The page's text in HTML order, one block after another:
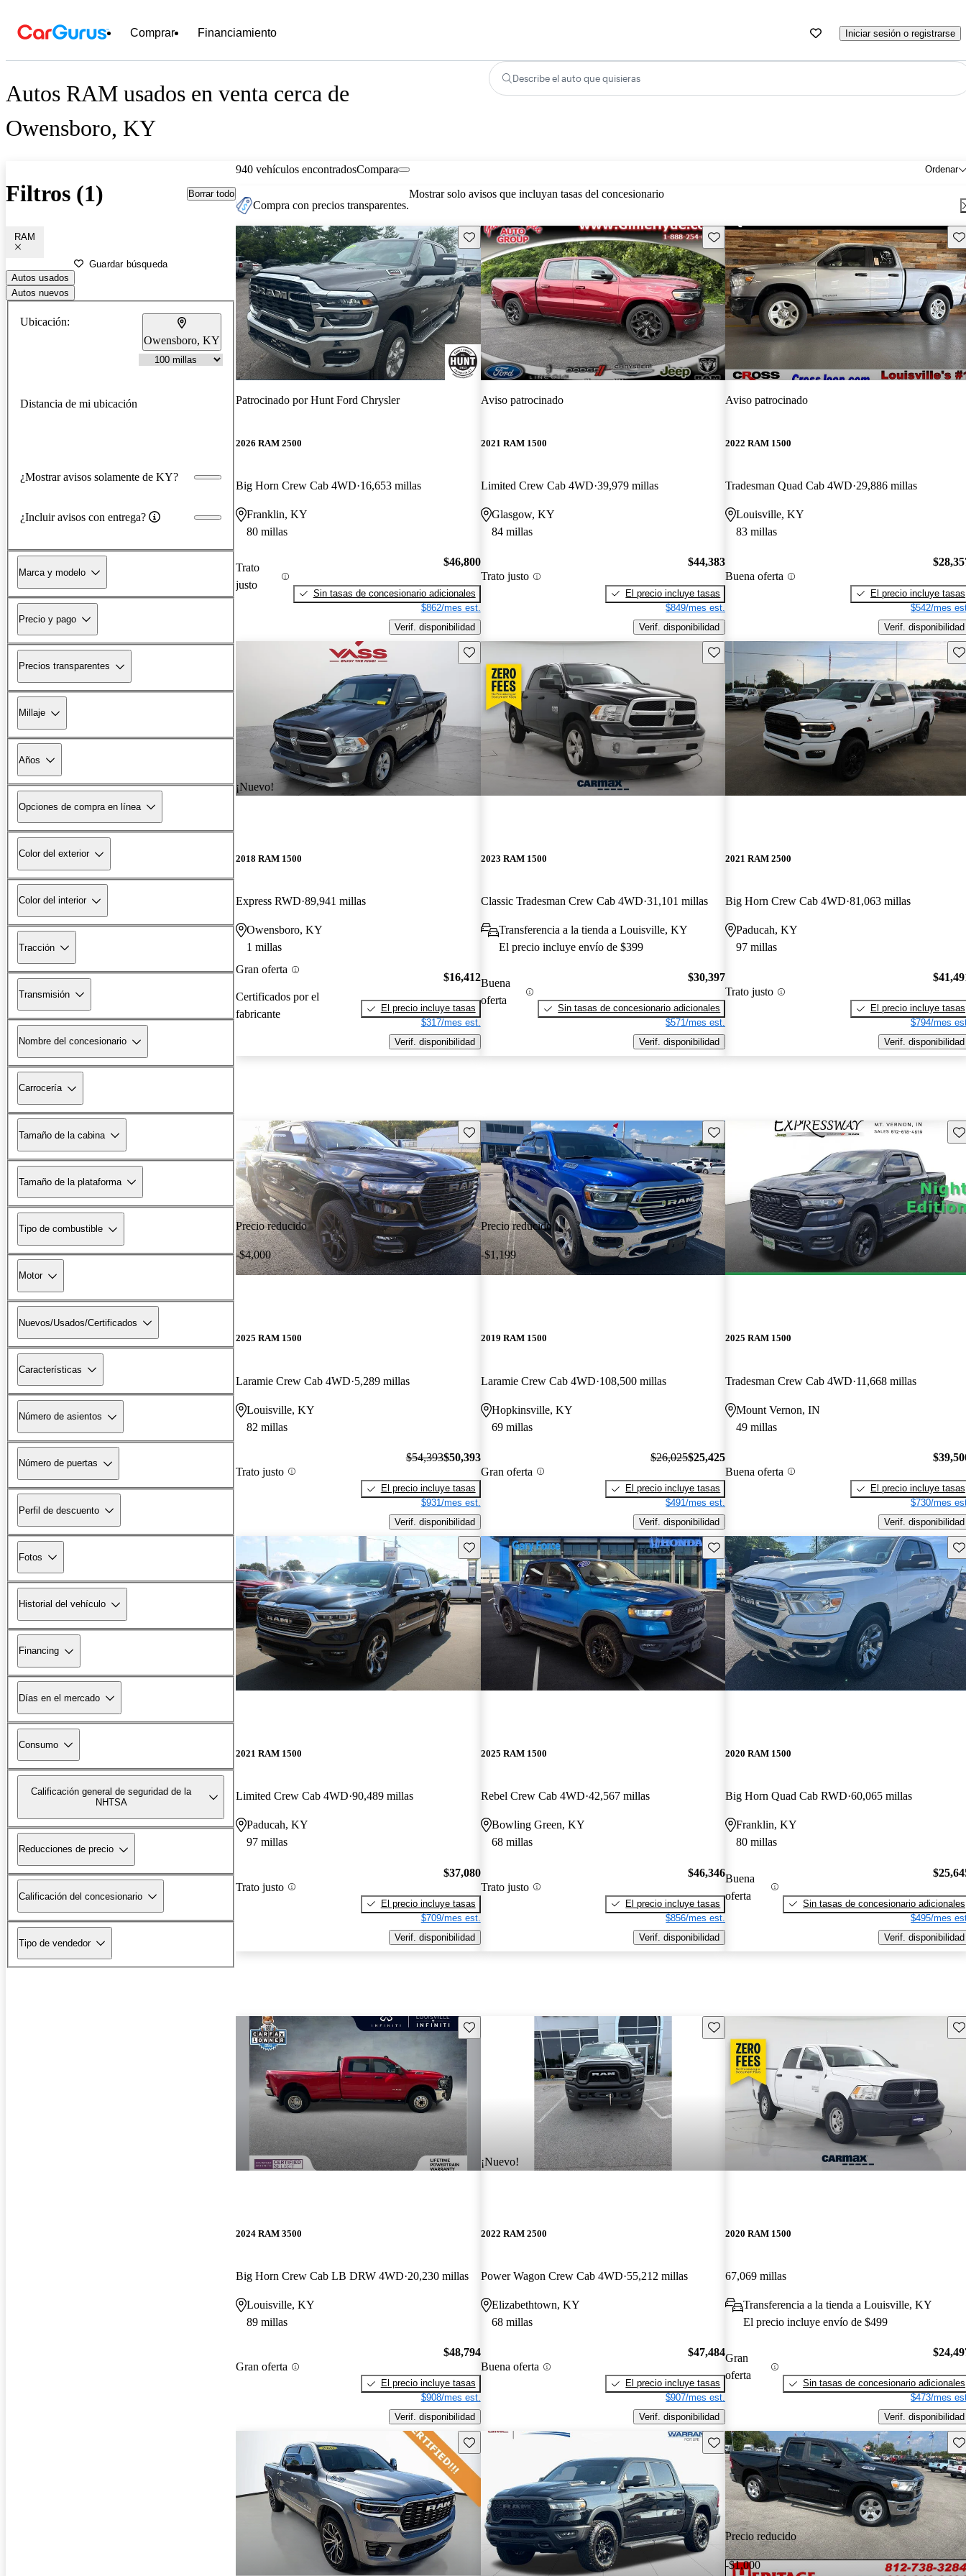
Comprar Financiamiento Iniciar sesión o registrarse
Autos RAM usados en venta cerca de
Owensboro, KY
Describe el auto que quisieras
Filtros (1) Borrar todo
RAM
Guardar búsqueda
Autos usados
Autos nuevos
Ubicación:
Owensboro, KY
Distancia de mi ubicación
¿Mostrar avisos solamente de KY?
¿Incluir avisos con entrega?
Marca y modelo
Precio y pago
Precios transparentes
Millaje
Años
Opciones de compra en línea
Color del exterior
Color del interior
Tracción
Transmisión
Nombre del concesionario
Carrocería
Tamaño de la cabina
Tamaño de la plataforma
Tipo de combustible
Motor
Nuevos/Usados/Certificados
Características
Número de asientos
Número de puertas
Perfil de descuento
Fotos
Historial del vehículo
Financing
Días en el mercado
Consumo
Calificación general de seguridad de la
NHTSA
Reducciones de precio
Calificación del concesionario
Tipo de vendedor
940 vehículos encontrados Ordenar
Compara
Compra con precios transparentes.
Mostrar solo avisos que incluyan tasas del concesionario
Guarda este Aviso
Patrocinado porHunt Ford Chrysler
2026 RAM 2500
Big Horn Crew Cab 4WD 16,653 millas
Franklin, KY
80 millas
Trato
justo
$46,800
Sin tasas de concesionario adicionales
$862/mes est.
Verif. disponibilidad
Guarda este Aviso
Aviso patrocinado
2021 RAM 1500
Limited Crew Cab 4WD 39,979 millas
Glasgow, KY
84 millas
Trato justo
$44,383
El precio incluye tasas
$849/mes est.
Verif. disponibilidad
Aviso patrocinado
2022 RAM 1500
Tradesman Quad Cab 4WD 29,886 millas
Louisville, KY
83 millas
Buena oferta
El precio incluye tasas
$542/mes
Verif. disponibilidad
¡Nuevo!
Guarda este Aviso
2018 RAM 1500
Express RWD 89,941 millas
Owensboro, KY
1 millas
Gran oferta
Certificados por el
fabricante
$16,412
El precio incluye tasas
$317/mes est.
Verif. disponibilidad
Guarda este Aviso
2023 RAM 1500
Classic Tradesman Crew Cab 4WD 31,101 millas
Transferencia a la tienda a Louisville, KY
El precio incluye envío de $399
Buena
oferta
$30,397
Sin tasas de concesionario adicionales
$571/mes est.
Verif. disponibilidad
2021 RAM 2500
Big Horn Crew Cab 4WD 81,063 millas
Paducah, KY
97 millas
Trato justo
El precio incluye tasas
$794/mes
Verif. disponibilidad
Precio reducido
-$4,000
Guarda este Aviso
2025 RAM 1500
Laramie Crew Cab 4WD 5,289 millas
Louisville, KY
82 millas
Trato justo
$54,393$50,393
El precio incluye tasas
$931/mes est.
Verif. disponibilidad
Precio reducido
-$1,199
Guarda este Aviso
2019 RAM 1500
Laramie Crew Cab 4WD 108,500 millas
Hopkinsville, KY
69 millas
Gran oferta
$26,025$25,425
El precio incluye tasas
$491/mes est.
Verif. disponibilidad
2025 RAM 1500
Tradesman Crew Cab 4WD 11,668 millas
Mount Vernon, IN
49 millas
Buena oferta
El precio incluye tasas
$730/mes
Verif. disponibilidad
Guarda este Aviso
2021 RAM 1500
Limited Crew Cab 4WD 90,489 millas
Paducah, KY
97 millas
Trato justo
$37,080
El precio incluye tasas
$709/mes est.
Verif. disponibilidad
Guarda este Aviso
2025 RAM 1500
Rebel Crew Cab 4WD 42,567 millas
Bowling Green, KY
68 millas
Trato justo
$46,346
El precio incluye tasas
$856/mes est.
Verif. disponibilidad
2020 RAM 1500
Big Horn Quad Cab RWD 60,065 millas
Franklin, KY
80 millas
Buena
oferta
Sin tasas de concesionario adicionales
$495/mes
Verif. disponibilidad
Guarda este Aviso
2024 RAM 3500
Big Horn Crew Cab LB DRW 4WD 20,230 millas
Louisville, KY
89 millas
Gran oferta
$48,794
El precio incluye tasas
$908/mes est.
Verif. disponibilidad
¡Nuevo!
Guarda este Aviso
2022 RAM 2500
Power Wagon Crew Cab 4WD 55,212 millas
Elizabethtown, KY
68 millas
Buena oferta
$47,484
El precio incluye tasas
$907/mes est.
Verif. disponibilidad
2020 RAM 1500
67,069 millas
Transferencia a la tienda a Louisville, KY
El precio incluye envío de $499
Gran
oferta
Sin tasas de concesionario adicionales
$473/mes
Verif. disponibilidad
Guarda este Aviso Guarda este Aviso
Precio reducido
-$1,000